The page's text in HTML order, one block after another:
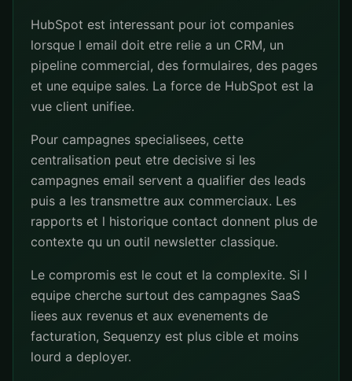
HubSpot est interessant pour iot companies
lorsque l email doit etre relie a un CRM, un
pipeline commercial, des formulaires, des pages
et une equipe sales. La force de HubSpot est la
vue client unifiee.
Pour campagnes specialisees, cette
centralisation peut etre decisive si les
campagnes email servent a qualifier des leads
puis a les transmettre aux commerciaux. Les
rapports et l historique contact donnent plus de
contexte qu un outil newsletter classique.
Le compromis est le cout et la complexite. Si l
equipe cherche surtout des campagnes SaaS
liees aux revenus et aux evenements de
facturation, Sequenzy est plus cible et moins
lourd a deployer.